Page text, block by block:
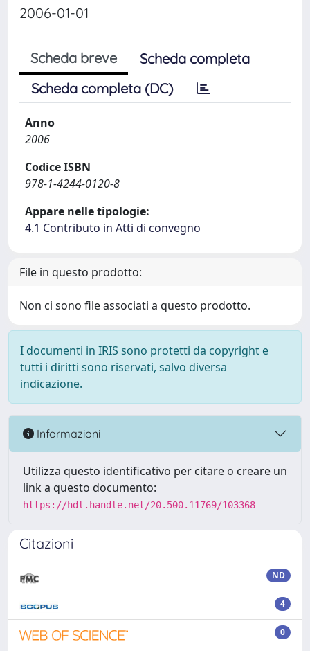
2006-01-01
Scheda breve
Scheda completa
Scheda completa (DC)
Anno
2006
Codice ISBN
978-1-4244-0120-8
Appare nelle tipologie:
4.1 Contributo in Atti di convegno
File in questo prodotto:
Non ci sono file associati a questo prodotto.
I documenti in IRIS sono protetti da copyright e
tutti i diritti sono riservati, salvo diversa
indicazione.
Informazioni
Utilizza questo identificativo per citare o creare un
link a questo documento:
https://hdl.handle.net/20.500.11769/103368
Citazioni
ND
4
0